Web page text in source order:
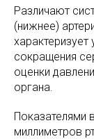
Различают
(нижнее)
сокращения
оценки
органа.
Показателями
миллиметров